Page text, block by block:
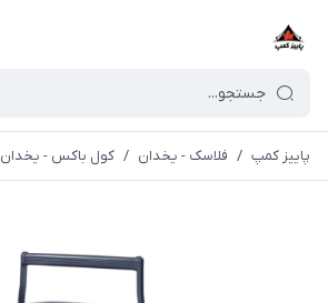
پاییز کمپ / فلاسک - یخدان / کول باکس - یخدان